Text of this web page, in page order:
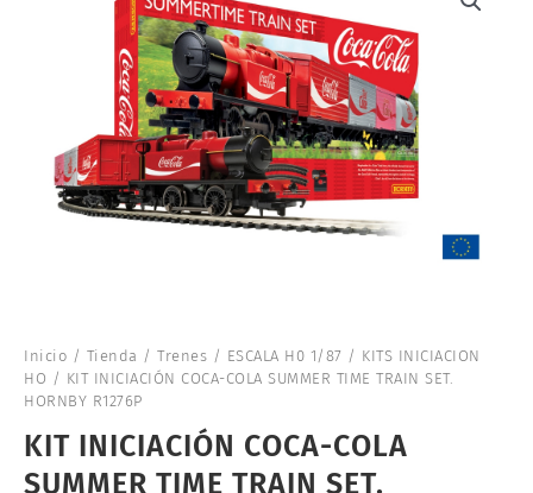
Inicio / Tienda / Trenes / ESCALA H0 1/87 / KITS INICIACION
HO / KIT INICIACIÓN COCA-COLA SUMMER TIME TRAIN SET.
HORNBY R1276P
KIT INICIACIÓN COCA-COLA
SUMMER TIME TRAIN SET.